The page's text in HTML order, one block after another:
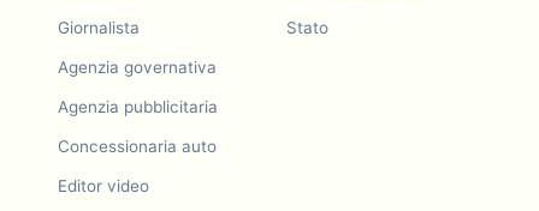
Giornalista
Agenzia governativa
Agenzia pubblicitaria
Concessionaria auto
Editor video
Stato